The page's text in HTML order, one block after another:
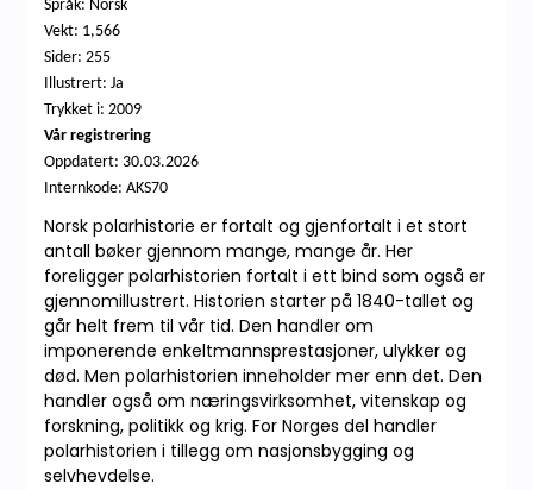
Språk: Norsk
Vekt: 1,566
Sider: 255
Illustrert: Ja
Trykket i: 2009
Vår registrering
Oppdatert: 30.03.2026
Internkode: AKS70
Norsk polarhistorie er fortalt og gjenfortalt i et stort
antall bøker gjennom mange, mange år. Her
foreligger polarhistorien fortalt i ett bind som også er
gjennomillustrert. Historien starter på 1840-tallet og
går helt frem til vår tid. Den handler om
imponerende enkeltmannsprestasjoner, ulykker og
død. Men polarhistorien inneholder mer enn det. Den
handler også om næringsvirksomhet, vitenskap og
forskning, politikk og krig. For Norges del handler
polarhistorien i tillegg om nasjonsbygging og
selvhevdelse.